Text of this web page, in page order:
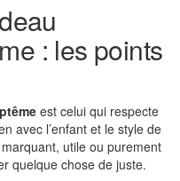
: les points
est celui qui respecte
avec l’enfant et le style de
utile ou purement
quelque chose de juste.